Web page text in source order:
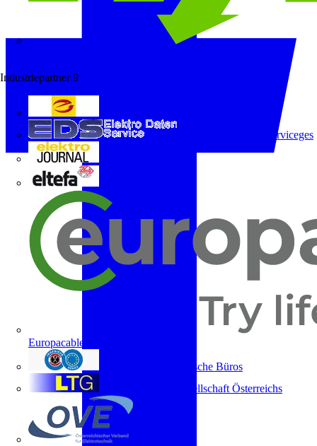
Industriepartner 9
ELEKTRO Daten Serviceges
Europacable
Fachverband Technische Büros
Lichttechnische Gesellschaft Österreichs